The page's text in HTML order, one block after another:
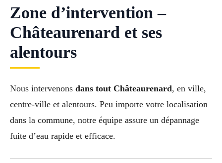
Zone d’intervention –
Châteaurenard et ses
alentours
Nous intervenons dans tout Châteaurenard, en ville,
centre-ville et alentours. Peu importe votre localisation
dans la commune, notre équipe assure un dépannage
fuite d’eau rapide et efficace.